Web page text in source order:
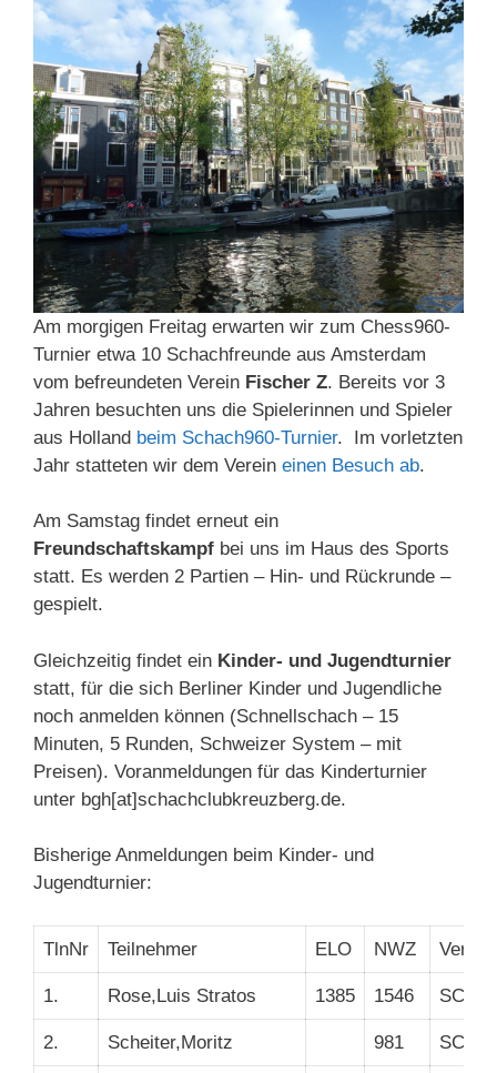
Am morgigen Freitag erwarten wir zum Chess960-
Turnier etwa 10 Schachfreunde aus Amsterdam
vom befreundeten Verein Fischer Z. Bereits vor 3
Jahren besuchten uns die Spielerinnen und Spieler
aus Holland beim Schach960-Turnier. Im vorletzten
Jahr statteten wir dem Verein einen Besuch ab.
Am Samstag findet erneut ein
Freundschaftskampf bei uns im Haus des Sports
statt. Es werden 2 Partien – Hin- und Rückrunde –
gespielt.
Gleichzeitig findet ein Kinder- und Jugendturnier
statt, für die sich Berliner Kinder und Jugendliche
noch anmelden können (Schnellschach – 15
Minuten, 5 Runden, Schweizer System – mit
Preisen). Voranmeldungen für das Kinderturnier
unter bgh[at]schachclubkreuzberg.de.
Bisherige Anmeldungen beim Kinder- und
Jugendturnier:
TlnNr Teilnehmer ELO NWZ
1. Rose,Luis Stratos 1385 1546 SC
2. Scheiter,Moritz 981 SC